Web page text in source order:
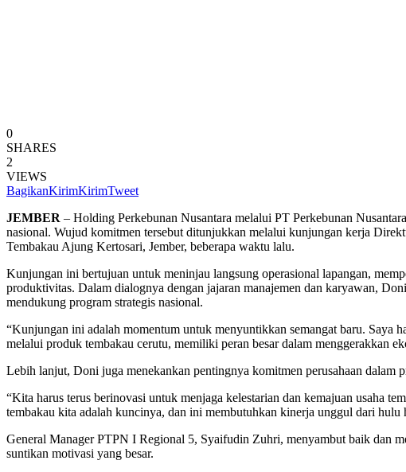
0
SHARES
2
VIEWS
BagikanKirimKirimTweet
JEMBER – Holding Perkebunan Nusantara melalui PT Perkebunan
nasional. Wujud komitmen tersebut ditunjukkan melalui kunjungan kerja
Tembakau Ajung Kertosari, Jember, beberapa waktu lalu.
Kunjungan ini bertujuan untuk meninjau langsung operasional lapangan,
produktivitas. Dalam dialognya dengan jajaran manajemen dan karyawan,
mendukung program strategis nasional.
“Kunjungan ini adalah momentum untuk menyuntikkan semangat baru. Saya
melalui produk tembakau cerutu, memiliki peran besar dalam menggerakkan
Lebih lanjut, Doni juga menekankan pentingnya komitmen perusahaan dalam
“Kita harus terus berinovasi untuk menjaga kelestarian dan kemajuan usaha
tembakau kita adalah kuncinya, dan ini membutuhkan kinerja unggul dari
General Manager PTPN I Regional 5, Syaifudin Zuhri, menyambut baik dan
suntikan motivasi yang besar.